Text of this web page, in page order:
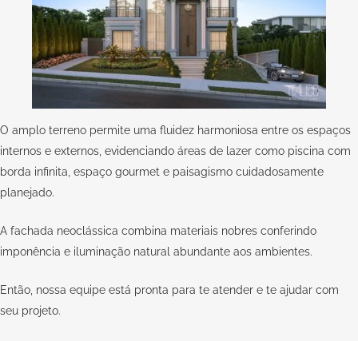
O amplo terreno permite uma fluidez harmoniosa entre os espaços
internos e externos, evidenciando áreas de lazer como piscina com
borda infinita, espaço gourmet e paisagismo cuidadosamente
planejado.
A fachada neoclássica combina materiais nobres conferindo
imponência e iluminação natural abundante aos ambientes.
Então, nossa equipe está pronta para te atender e te ajudar com
seu projeto.